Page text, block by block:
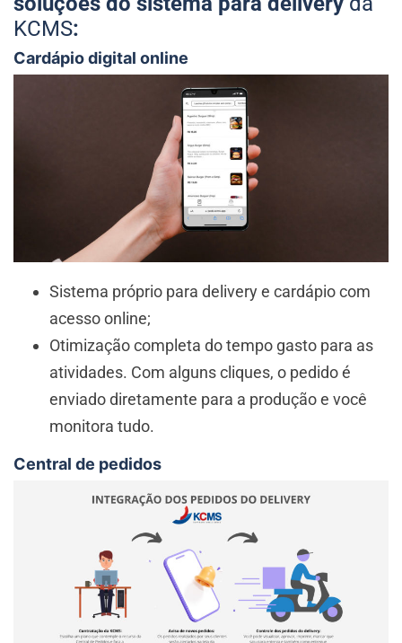
KCMS:
Cardápio digital online
Sistema próprio para delivery e cardápio com
acesso online;
Otimização completa do tempo gasto para as
atividades. Com alguns cliques, o pedido é
enviado diretamente para a produção e você
monitora tudo.
Central de pedidos